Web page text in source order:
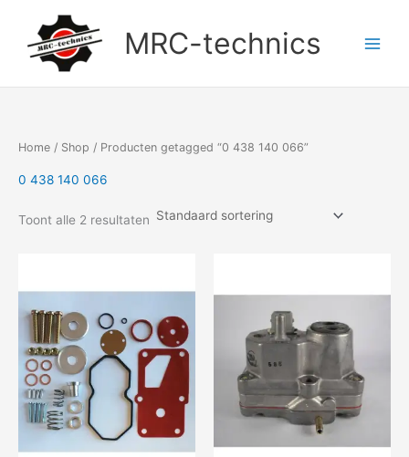
inhoud
MRC-technics
Home / Shop / Producten getagged “0 438 140 066”
0 438 140 066
Toont alle 2 resultaten
tot
meerdere
variaties.
Deze
optie
kan
worden